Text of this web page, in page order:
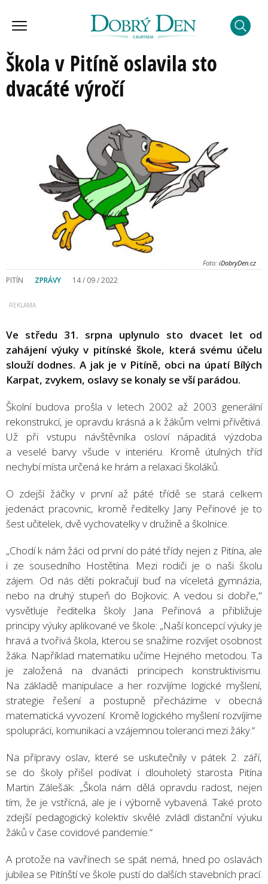
Škola v Pitíně oslavila sto
dvacáté výročí
Foto: iDobryDen.cz
PITÍN ZPRÁVY 14 / 09 / 2022
Ve středu 31. srpna uplynulo sto dvacet let od
zahájení výuky v pitínské škole, která svému účelu
slouží dodnes. A jak je v Pitíně, obci na úpatí Bílých
Karpat, zvykem, oslavy se konaly se vší parádou.
Školní budova prošla v letech 2002 až 2003 generální
rekonstrukcí, je opravdu krásná a k žákům velmi přívětivá.
Už při vstupu návštěvníka osloví nápaditá výzdoba
a veselé barvy všude v interiéru. Kromě útulných tříd
nechybí místa určená ke hrám a relaxaci školáků.
O zdejší žáčky v první až páté třídě se stará celkem
jedenáct pracovnic, kromě ředitelky Jany Peřinové je to
šest učitelek, dvě vychovatelky v družině a školnice.
„Chodí k nám žáci od první do páté třídy nejen z Pitína, ale
i ze sousedního Hostětína. Mezi rodiči je o naši školu
zájem. Od nás děti pokračují buď na víceletá gymnázia,
nebo na druhý stupeň do Bojkovic. A vedou si dobře,"
vysvětluje ředitelka školy Jana Peřinová a přibližuje
principy výuky aplikované ve škole: „Naší koncepcí výuky je
hravá a tvořivá škola, kterou se snažíme rozvíjet osobnost
žáka. Například matematiku učíme Hejného metodou. Ta
je založená na dvanácti principech konstruktivismu.
Na základě manipulace a her rozvíjíme logické myšlení,
strategie řešení a postupně přecházíme v obecná
matematická vyvození. Kromě logického myšlení rozvíjíme
spolupráci, komunikaci a vzájemnou toleranci mezi žáky.“
Na přípravy oslav, které se uskutečnily v pátek 2. září,
se do školy přišel podívat i dlouholetý starosta Pitína
Martin Zálešák: „Škola nám dělá opravdu radost, nejen
tím, že je vstřícná, ale je i výborně vybavená. Také proto
zdejší pedagogický kolektiv skvělé zvládl distanční výuku
žáků v čase covidové pandemie.“
A protože na vavřínech se spát nemá, hned po oslavách
jubilea se Pitínští ve škole pustí do dalších stavebních prací.